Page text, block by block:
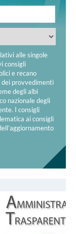
alle singole
consigli
e recano
dei provvedimenti
degli albi
nazionale degli
I consigli
ai consigli